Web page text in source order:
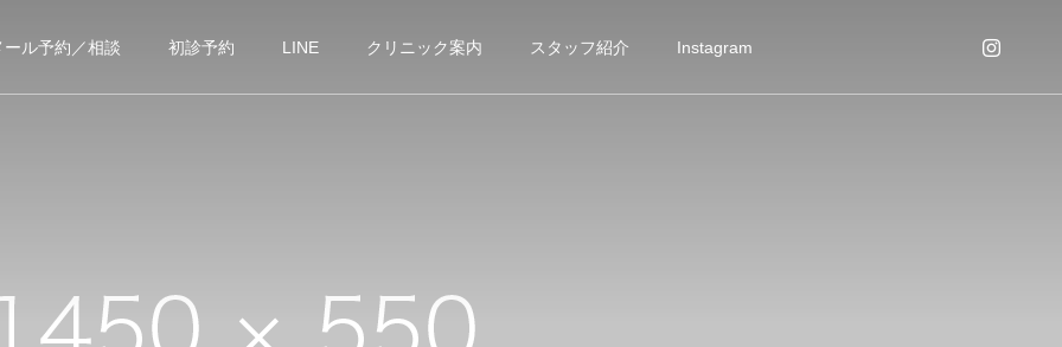
ール予約／相談 初診予約 LINE クリニック案内 スタッフ紹介 Instagram